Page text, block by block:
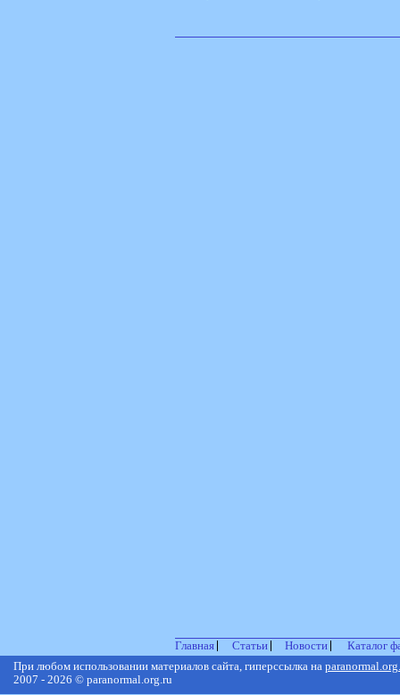
Главная Статьи Новости
Каталог
При любом использовании материалов сайта, гиперссылка на
2007 - 2026 © paranormal.org.ru